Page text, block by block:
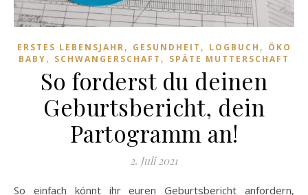
ERSTES LEBENSJAHR, GESUNDHEIT , LOGBUCH , ÖKO
BABY, SCHWANGERSCHAFT , SPÄTE MUTTERSCHAFT
So forderst du deinen
Geburtsbericht, dein
Partogramm an!
2. Juli 2021
So einfach könnt ihr euren Geburtsbericht anfordern,